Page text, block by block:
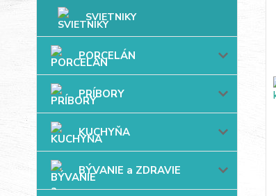
SVIETNIKY
PORCELÁN
PRÍBORY
KUCHYŇA
BÝVANIE a ZDRAVIE